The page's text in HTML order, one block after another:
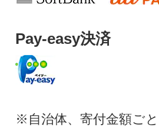
Pay-easy決済
※自治体、寄付金額ご